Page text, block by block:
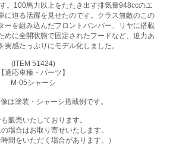
。100馬力以上をたたき出す排気量948ccのエ
に迫る活躍を見せたのです。クラス無敵のこの
ーを組み込んだフロントバンパー、リヤに搭載
めに全開状態で固定されたフードなど、迫力あ
実感たっぷりにモデル化しました。
(ITEM 51424)
【適応車種・パーツ】
M-05シャーシ
は塗装・シャーシ搭載例です。
販売いたしております。
場合はお取り寄せいたします。
時間をいただく場合があります。）